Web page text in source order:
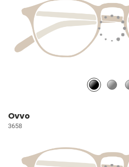
Ovvo
3658